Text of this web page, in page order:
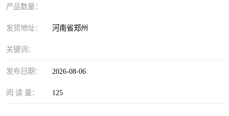
产品数量：
发货地址： 河南省郑州
关键词：
发布日期： 2026-08-06
阅 读 量： 125